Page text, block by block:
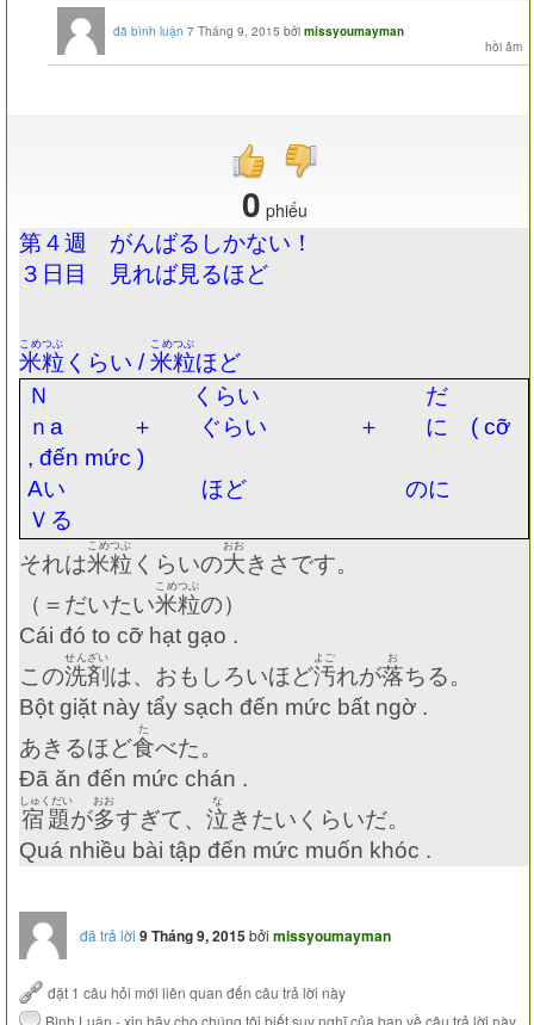
đã bình luận 7 Tháng 9, 2015 bởi missyoumayman
0 phiếu
第４週 がんばるしかない！
３日目 見れば見るほど
米粒
こめつぶ
くらい /米粒
こめつぶ
ほど
Ｎ
くらい
だ
ｎ a ＋ ぐらい ＋ に ( cỡ
, đến mức )
Aい ほど のに
Ｖる
それは米粒
こめつぶ
くらいの大
おお
きさです。
（＝だいたい米粒
こめつぶ
の）
Cái đó to cỡ hạt gạo .
この洗剤
せんざい
は、おもしろいほど汚
よご
れが落
お
ちる。
Bột giặt này tẩy sạch đến mức bất ngờ .
あきるほど食
た
べた。
Đã ăn đến mức chán .
宿題
しゅくだい
が多
おお
すぎて、 泣
な
きたいくらいだ。
Quá nhiều bài tập đến mức muốn khóc .
đã trả lời 9 Tháng 9, 2015bởi missyoumayman